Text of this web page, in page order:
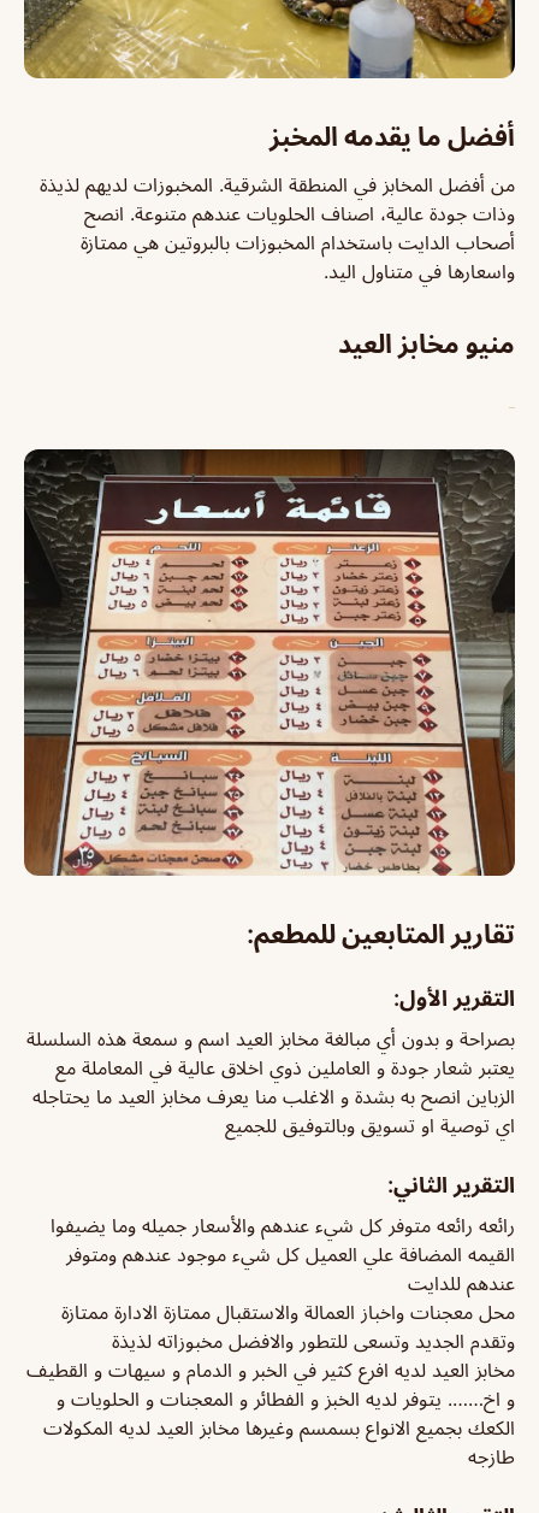
أفضل ما يقدمه المخبز
من أفضل المخابز في المنطقة الشرقية. المخبوزات لديهم لذيذة
وذات جودة عالية، اصناف الحلويات عندهم متنوعة. انصح
أصحاب الدايت باستخدام المخبوزات بالبروتين هي ممتازة
واسعارها في متناول اليد.
منيو مخابز العيد
تقارير المتابعين للمطعم:
التقرير الأول:
بصراحة و بدون أي مبالغة مخابز العيد اسم و سمعة هذه السلسلة
يعتبر شعار جودة و العاملين ذوي اخلاق عالية في المعاملة مع
الزباين انصح به بشدة و الاغلب منا يعرف مخابز العيد ما يحتاجله
اي توصية او تسويق وبالتوفيق للجميع
التقرير الثاني:
رائعه رائعه متوفر كل شيء عندهم والأسعار جميله وما يضيفوا
القيمه المضافة علي العميل كل شيء موجود عندهم ومتوفر
عندهم للدايت
محل معجنات واخباز العمالة والاستقبال ممتازة الادارة ممتازة
وتقدم الجديد وتسعى للتطور والافضل مخبوزاته لذيذة
مخابز العيد لديه افرع كثير في الخبر و الدمام و سيهات و القطيف
و اخ……. يتوفر لديه الخبز و الفطائر و المعجنات و الحلويات و
الكعك بجميع الانواع بسمسم وغيرها مخابز العيد لديه المكولات
طازجه